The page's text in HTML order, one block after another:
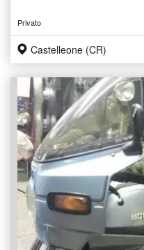
Privato
Castelleone (CR)